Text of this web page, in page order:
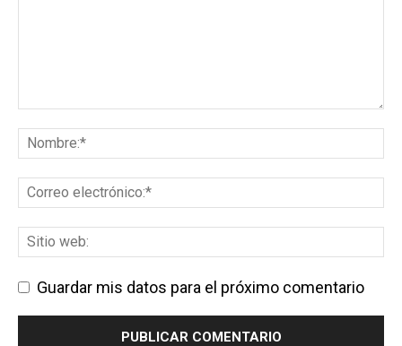
Guardar mis datos para el próximo comentario